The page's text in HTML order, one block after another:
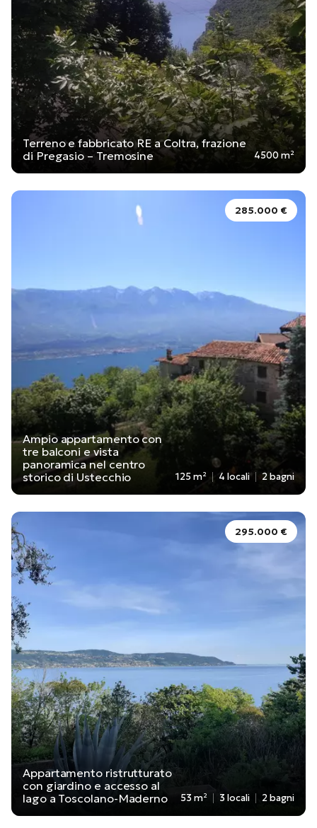
Terreno e fabbricato RE a Coltra, frazione
di Pregasio – Tremosine
4500 m²
285.000 €
Ampio appartamento con
tre balconi e vista
panoramica nel centro
storico di Ustecchio
125 m² 4 locali 2 bagni
295.000 €
Appartamento ristrutturato
con giardino e accesso al
lago a Toscolano-Maderno
53 m² 3 locali 2 bagni